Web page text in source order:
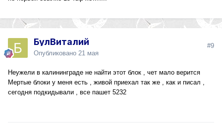
БулВиталий
Опубликовано 21 мая
#9
Неужели в калининграде не найти этот блок , чет мало верится
Мертые блоки у меня есть , живой приехал так же , как и писал ,
сегодня подкидывали , все пашет 5232